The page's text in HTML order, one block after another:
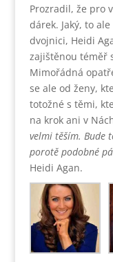
Prozradil, že pro
dárek. Jaký, to
dvojnici, Heidi
zajištěnou téměř
Mimořádná
se ale od ženy,
totožné s těmi,
na krok ani v
velmi těším. Bude
porotě podobné
Heidi Agan.